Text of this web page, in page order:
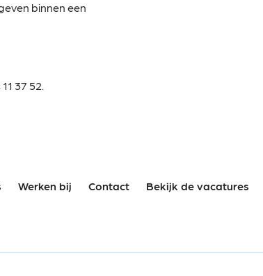
binnen een
37 52.
Werken bij Contact Bekijk de vacatures